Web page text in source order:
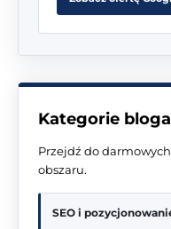
Kategorie bloga
Przejdź do
obszaru.
SEO i